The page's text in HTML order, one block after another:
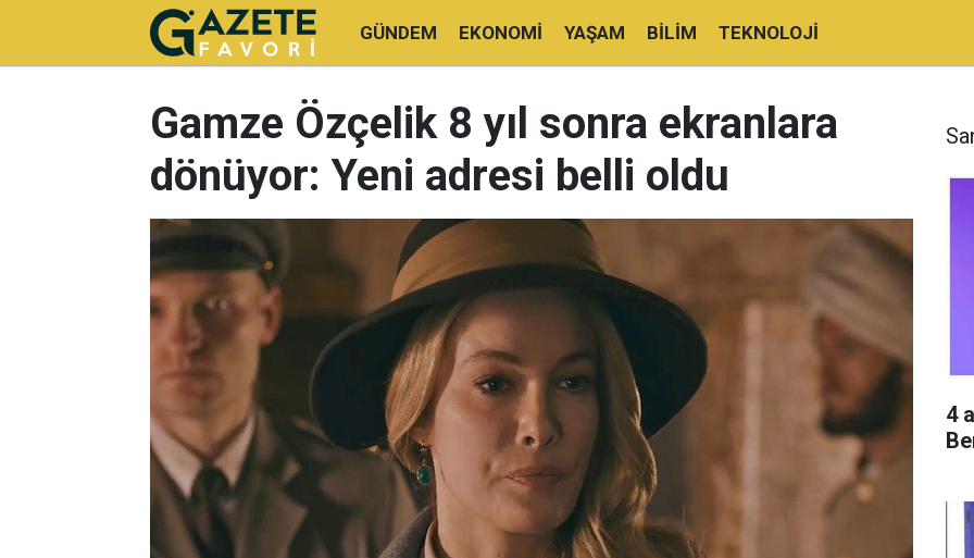
GÜNDEM EKONOMI YAŞAM BILIM TEKNOLOJI
Gamze Özçelik 8 yıl sonra ekranlara
dönüyor: Yeni adresi belli oldu
4